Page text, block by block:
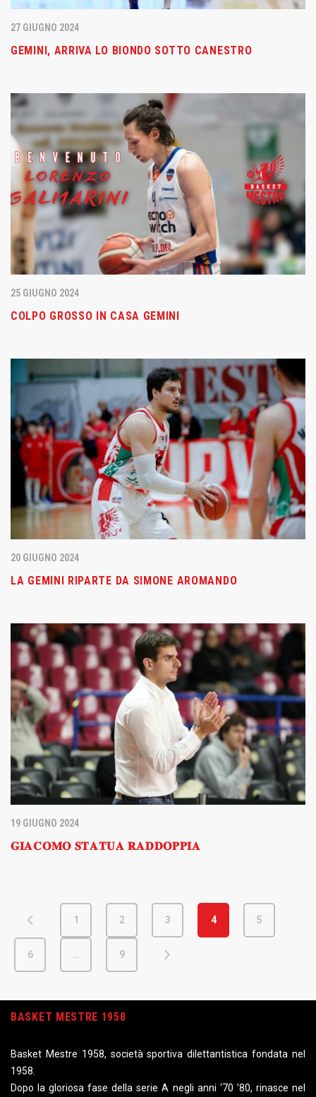
27 GIUGNO 2024
GEMINI, ARRIVA LO BIONDO SOTTO CANESTRO
25 GIUGNO 2024
COLPO GROSSO IN CASA GEMINI
20 GIUGNO 2024
LA GEMINI RIPARTE DA SIMONE AROMANDO
19 GIUGNO 2024
𝐆𝐈𝐀𝐂𝐎𝐌𝐎 𝐒𝐓𝐀𝐓𝐔𝐀 𝐑𝐀𝐃𝐃𝐎𝐏𝐏𝐈𝐀
1 2 3 4 5
6 … 9
BASKET MESTRE 1958
Basket Mestre 1958, società sportiva dilettantistica fondata nel
1958.
Dopo la gloriosa fase della serie A negli anni ‘70 ’80, rinasce nel